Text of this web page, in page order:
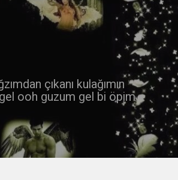
çıkanı kulağımın
ooh guzum gel bi öpim